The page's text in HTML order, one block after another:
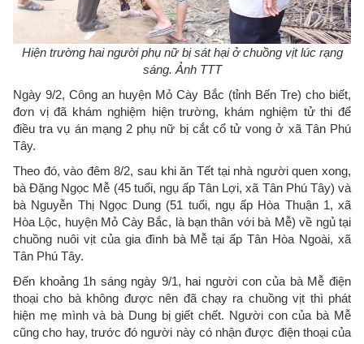
Hiện trường hai người phụ nữ bị sát hại ở chuồng vịt lúc rạng
sáng. Ảnh TTT
Ngày 9/2, Công an huyện Mỏ Cày Bắc (tỉnh Bến Tre) cho biết,
đơn vị đã khám nghiệm hiện trường, khám nghiệm tử thi để
điều tra vụ án mạng 2 phụ nữ bị cắt cổ tử vong ở xã Tân Phú
Tây.
Theo đó, vào đêm 8/2, sau khi ăn Tết tại nhà người quen xong,
bà Đặng Ngọc Mễ (45 tuổi, ngụ ấp Tân Lợi, xã Tân Phú Tây) và
bà Nguyễn Thị Ngọc Dung (51 tuổi, ngụ ấp Hòa Thuận 1, xã
Hòa Lộc, huyện Mỏ Cày Bắc, là bạn thân với bà Mễ) về ngủ tại
chuồng nuôi vịt của gia đình bà Mễ tại ấp Tân Hòa Ngoài, xã
Tân Phú Tây.
Đến khoảng 1h sáng ngày 9/1, hai người con của bà Mễ điện
thoại cho bà không được nên đã chạy ra chuồng vịt thì phát
hiện mẹ mình và bà Dung bị giết chết. Người con của bà Mễ
cũng cho hay, trước đó người này có nhận được điện thoại của